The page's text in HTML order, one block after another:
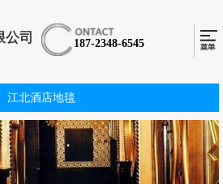
公司 187-2348-6545
江北酒店地毯